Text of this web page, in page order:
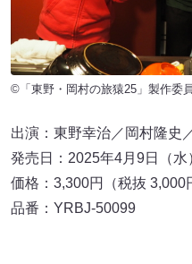
©「東野・岡村の旅猿25」製作委
出演：東野幸治／岡村隆史
発売日：2025年4月9日（
価格：3,300円（税抜
品番：YRBJ-50099